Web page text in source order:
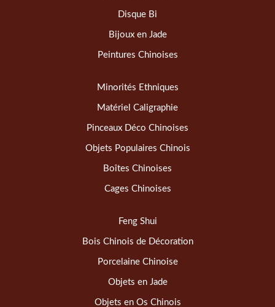
Disque Bi
Bijoux en Jade
Peintures Chinoises
Minorités Ethniques
Matériel Caligraphie
Pinceaux Déco Chinoises
Objets Populaires Chinois
Boîtes Chinoises
Cages Chinoises
Feng Shui
Bois Chinois de Décoration
Porcelaine Chinoise
Objets en Jade
Objets en Os Chinois